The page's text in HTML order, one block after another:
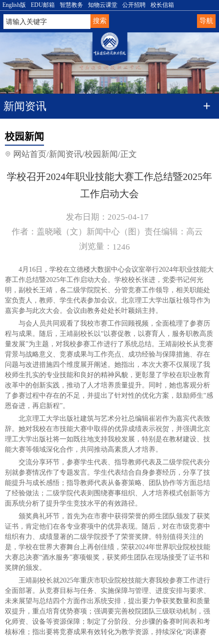
English版 EDU邮箱 智慧教务 知物云课堂 公开招聘 校长信箱
导航
新闻资讯
校园新闻
网站首页/新闻资讯/校园新闻/正文
学校召开2024年职业技能大赛工作总结暨2025年
工作启动大会
发布日期：2025-04-17
作者：盖晓曦（文）新闻中心（图）责任编辑：高云
浏览量： 1246
4月16日，学校在立德楼大数据中心会议室举行2024年职业技能大
赛工作总结暨2025年工作启动大会。学校校长张进，党委书记何光
明，副校长王靖，各二级学院院长、分管竞赛工作领导，相关职能处
室负责人，教师、学生代表参加会议。北京理工大学出版社领导作为
嘉宾参与此次大会。会议由教务处处长叶颖娟主持。
与会人员共同观看了我校市赛工作回顾视频，全面梳理了参赛历
程与成果。随后，王靖副校长以“以赛促教，以赛育人，服务职教高质
量发展”为主题，对我校参赛工作进行了系统总结。王靖副校长从竞赛
背景与战略意义、竞赛成果与工作亮点、成功经验与保障措施、存在
问题与改进措施四个维度展开阐述。她指出，本次大赛不仅展现了我
校师生扎实的专业技能和良好的精神风貌，更彰显了学校在职业教育
改革中的创新实践，推动了人才培养质量提升。同时，她也客观分析
了参赛过程中存在的不足，并提出了针对性的优化方案，鼓励师生“感
恩奋进，再启新程”。
北京理工大学出版社建筑与艺术分社总编辑崔岩作为嘉宾代表致
辞。她对我校在市技能大赛中取得的优异成绩表示祝贺，并强调北京
理工大学出版社将一如既往地支持我校发展，特别是在教材建设、技
能大赛等领域深化合作，共同推动高素质人才培养。
交流分享环节，参赛学生代表、指导教师代表及二级学院代表分
别就参赛情况作了专题发言。学生代表结合自身参赛经历，分享了技
能提升与成长感悟；指导教师代表从备赛策略、团队协作等方面总结
了经验做法；二级学院代表则围绕赛事组织、人才培养模式创新等方
面系统分析了提升学生竞技水平的有效路径。
颁奖典礼环节，首先为在市赛中获得荣誉的师生团队颁发了获奖
证书，肯定他们在各专业赛项中的优异表现。随后，对在市级竞赛中
组织有力、成绩显著的二级学院授予了荣誉奖牌。特别值得关注的
是，学校在世界大赛舞台上再创佳绩，荣获2024年世界职业院校技能
大赛总决赛“酒水服务”赛项银奖，获奖师生团队在现场接受了证书和
奖牌的颁发。
王靖副校长就2025年重庆市职业院校技能大赛我校参赛工作进行
全面部署。从竞赛目标与任务、实施保障与管理、进度安排与要求、
未来展望与总结四个方面作出系统安排，提出要力争获奖数量和质量
双提升，重点培育优势赛项；强调要完善校院团队三级联动机制，强
化师资、设备等资源保障；制定了分阶段、分步骤的备赛时间表和考
核标准；指出要将竞赛成果有效转化为教学资源，持续深化“岗课赛